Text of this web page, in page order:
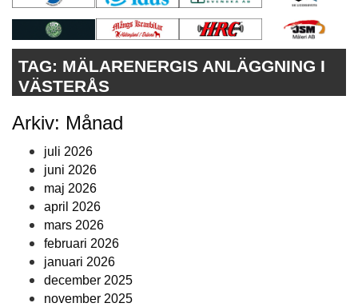
VÅRA ANDRA MAGASIN
PRENUMERERA
ANNONSERA
TAG: MÄLARENERGIS ANLÄGGNING I
VÄSTERÅS
Arkiv: Månad
juli 2026
juni 2026
maj 2026
april 2026
mars 2026
februari 2026
januari 2026
december 2025
november 2025